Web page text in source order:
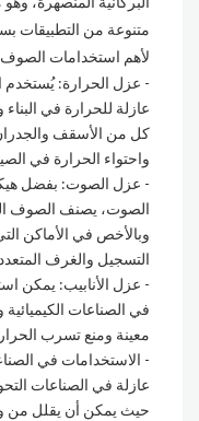
متنوعة من التطبيقات
لأهم استخدامات
عزل الحرارة:
عازلة للحرارة في
كل من الأسقف
واحتواء الحرارة في
عزل الصوت: بفضل
الصوت، يصنف الصوف
وبالأخص في الأماكن
التسجيل والغرف
عزل الأنابيب: يمكن
في الصناعات
معينة ومنع تسرب
الاستخدامات في
عازلة في الصناعات
حيث يمكن أن يقلل من